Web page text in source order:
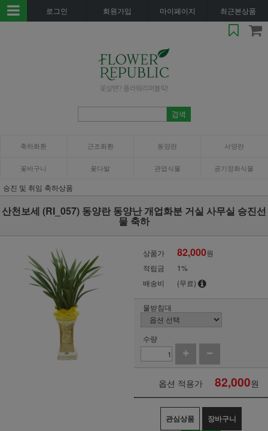
로그인 회원가입 마이페이지 최근본상품
축하화환 근조화환 동양란 서양란
꽃바구니 꽃다발 관엽식물 공기정화식물
승진 및 취임 축하상품
산천보세 (RI_057) 동양란 동양난 개업화분 거실 사무실 승진선
물 축하
상품가 82,000원
적립금
1%
배송비
(무료)
물받침대
수량
옵션 적용가 82,000원
관심상품 장바구니